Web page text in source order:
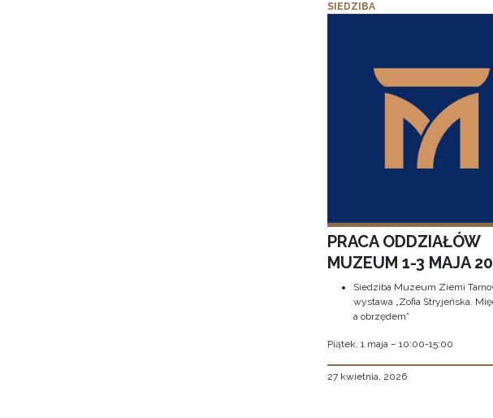
SIEDZIBA
PRACA ODDZIAŁÓW
MUZEUM 1-3 MAJA
Siedziba Muzeum Ziemi
wystawa „Zofia Stryjeńska.
a obrzędem”
Piątek, 1 maja – 10:00-15:00
27 kwietnia, 2026